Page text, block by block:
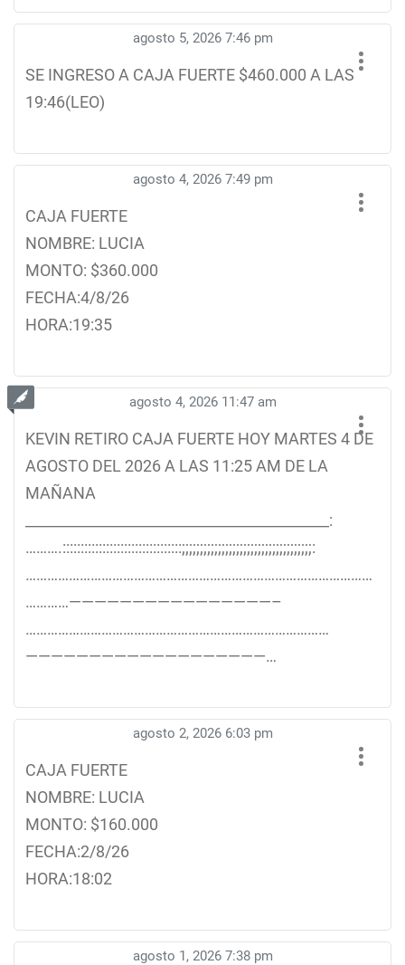
agosto 5, 2026 7:46 pm
SE INGRESO A CAJA FUERTE $460.000 A LAS
19:46(LEO)
agosto 4, 2026 7:49 pm
CAJA FUERTE
NOMBRE: LUCIA
MONTO: $360.000
FECHA:4/8/26
HORA:19:35
agosto 4, 2026 11:47 am
KEVIN RETIRO CAJA FUERTE HOY MARTES 4 DE
AGOSTO DEL 2026 A LAS 11:25 AM DE LA
MAÑANA
__________________________________________:
……….:::::::::::::::::::::::::::::::::;;;;;;;;;;;;;;;;;;;;;;;;;;;;;;;;;;;;:
……………………………………………………………………………………
…………————————————————–
…………………………………………………………………………
———————————————————…
agosto 2, 2026 6:03 pm
CAJA FUERTE
NOMBRE: LUCIA
MONTO: $160.000
FECHA:2/8/26
HORA:18:02
agosto 1, 2026 7:38 pm